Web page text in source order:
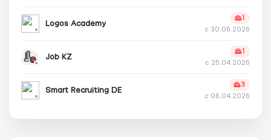
Logos Academy
1
с 30.06.2026
Job KZ
1
с 25.04.2026
Smart Recruiting DE
3
с 06.04.2026